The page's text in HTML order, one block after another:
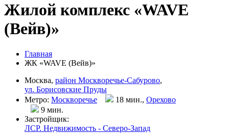
Жилой комплекс «WAVE
(Вейв)»
Главная
ЖК «WAVE (Вейв)»
Москва, район Москворечье-Сабурово,
ул. Борисовские Пруды
Метро: Москворечье 18 мин., Орехово
9 мин.
Застройщик:
ЛСР. Недвижимость - Северо-Запад